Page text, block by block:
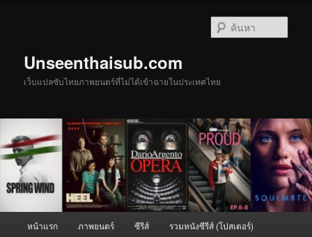
Unseenthaisub.com
เว็บแปลซับไทยภาพยนตร์ที่ไม่ได้เข้าฉายในประเทศไทย
หน้าแรก ภาพยนตร์ ซีรีส์ รวมหนังซีรีส์ (โปสเตอร์)